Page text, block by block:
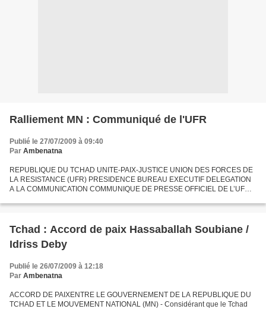
Ralliement MN : Communiqué de l'UFR
Publié le 27/07/2009 à 09:40
Par Ambenatna
REPUBLIQUE DU TCHAD UNITE-PAIX-JUSTICE UNION DES FORCES DE
LA RESISTANCE (UFR) PRESIDENCE BUREAU EXECUTIF DELEGATION
A LA COMMUNICATION COMMUNIQUE DE PRESSE OFFICIEL DE L’UFR
d’opposants...
Tchad : Accord de paix Hassaballah Soubiane /
Idriss Deby
Publié le 26/07/2009 à 12:18
Par Ambenatna
ACCORD DE PAIXENTRE LE GOUVERNEMENT DE LA REPUBLIQUE DU
TCHAD ET LE MOUVEMENT NATIONAL (MN) - Considérant que le Tchad